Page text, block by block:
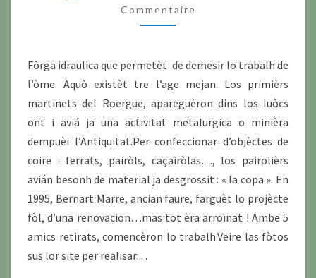
AQUÒ ?
Commentaire
Fòrga idraulica que permetèt de demesir lo trabalh de
l’òme. Aquò existèt tre l’age mejan. Los primièrs
martinets del Roergue, apareguèron dins los luòcs
ont i aviá ja una activitat metalurgica o minièra
dempuèi l’Antiquitat.Per confeccionar d’objèctes de
coire : ferrats, pairòls, caçairòlas…, los pairolièrs
avián besonh de material ja desgrossit : « la copa ». En
1995, Bernart Marre, ancian faure, farguèt lo projècte
fòl, d’una renovacion…mas tot èra arroïnat ! Ambe 5
amics retirats, comencèron lo trabalh.Veire las fòtos
sus lor site per realisar…